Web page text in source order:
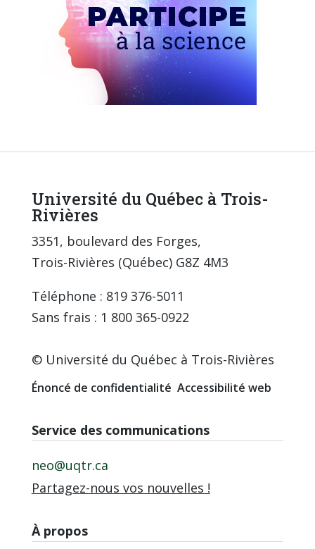
Université du Québec à Trois-
Rivières
3351, boulevard des Forges,
Trois-Rivières (Québec) G8Z 4M3
Téléphone : 819 376-5011
Sans frais : 1 800 365-0922
© Université du Québec à Trois-Rivières
Énoncé de confidentialité Accessibilité web
Service des communications
neo@uqtr.ca
Partagez-nous vos nouvelles !
À propos